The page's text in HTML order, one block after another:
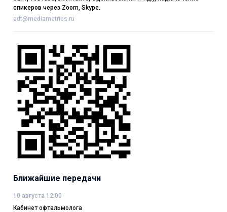
спикеров через Zoom, Skype.
adt@mediametrics.ru
Ближайшие передачи
10 августа 12:00
Кабинет офтальмолога